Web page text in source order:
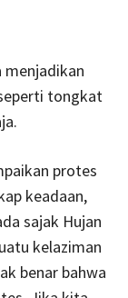
menjadikan
tongkat
protes
keadaan,
sajak Hujan
kelaziman
benar bahwa